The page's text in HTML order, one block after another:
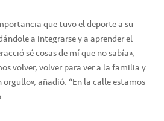
que tuvo el deporte a su
a integrarse y a aprender el
sé cosas de mí que no sabía”,
volver, volver para ver a la familia y
añadió. “En la calle estamos